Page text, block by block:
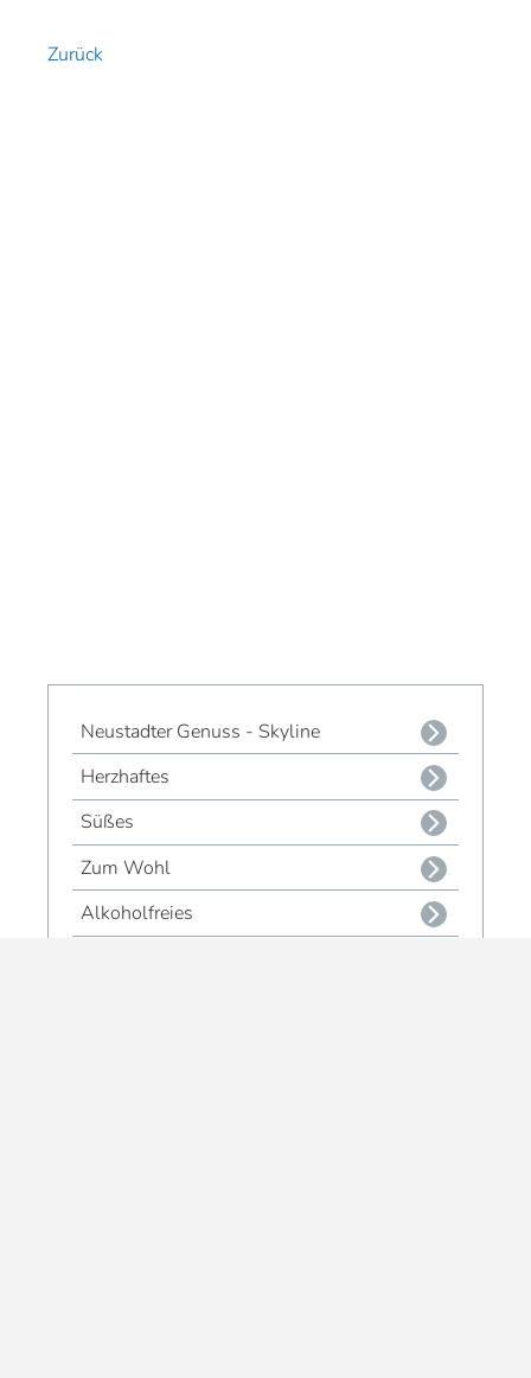
Neustadter Genuss - Skyline
Herzhaftes
Süßes
Zum Wohl
Alkoholfreies
Zurück